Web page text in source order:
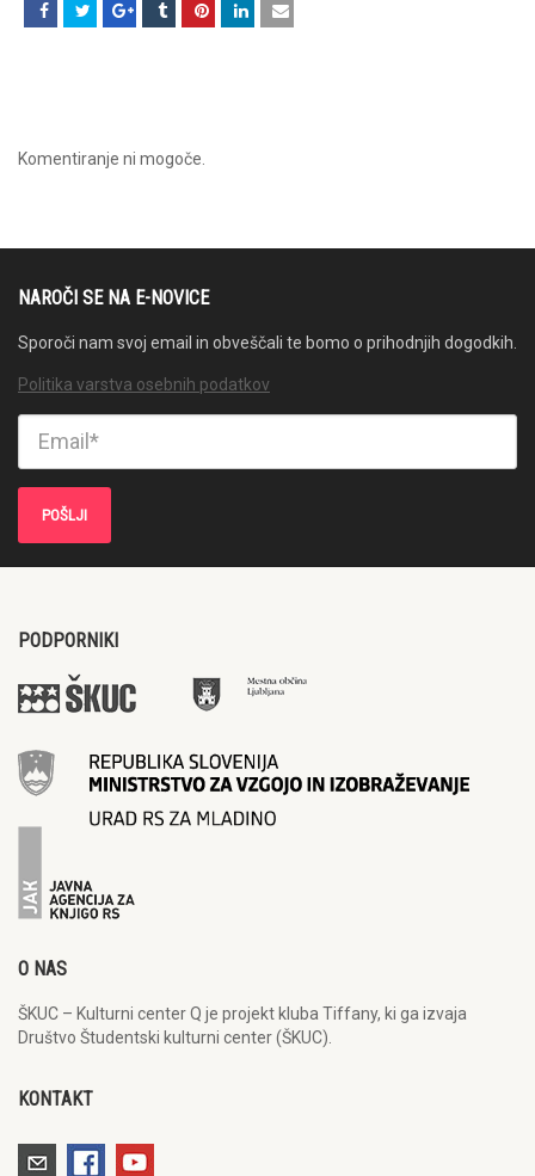
Komentiranje ni mogoče.
NAROČI SE NA E-NOVICE
Sporoči nam svoj email in obveščali te bomo o prihodnjih dogodkih.
Politika varstva osebnih podatkov
PODPORNIKI
O NAS
ŠKUC – Kulturni center Q je projekt kluba Tiffany, ki ga izvaja
Društvo Študentski kulturni center (ŠKUC).
KONTAKT